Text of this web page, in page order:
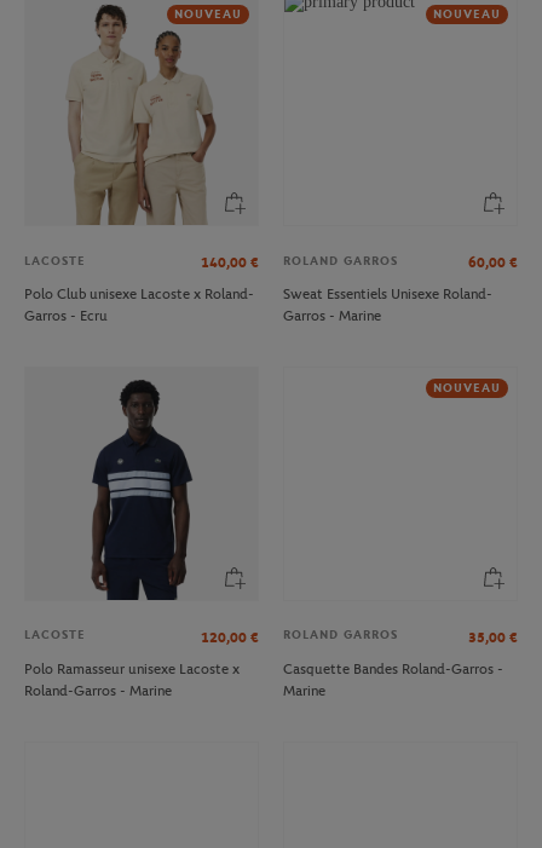
NOUVEAU
LACOSTE 140,00 €
Polo Club unisexe Lacoste x Roland-
Garros - Ecru
NOUVEAU
ROLAND GARROS 60,00 €
Sweat Essentiels Unisexe Roland-
Garros - Marine
LACOSTE 120,00 €
Polo Ramasseur unisexe Lacoste x
Roland-Garros - Marine
NOUVEAU
ROLAND GARROS 35,00 €
Casquette Bandes Roland-Garros -
Marine